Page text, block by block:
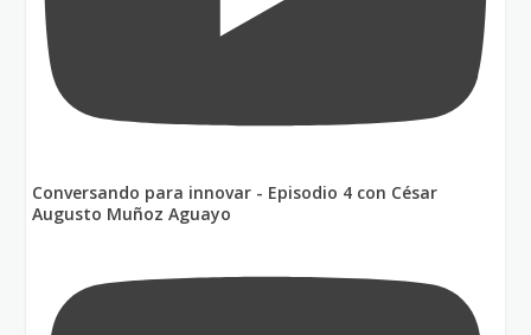
Conversando para innovar - Episodio 4 con César
Augusto Muñoz Aguayo